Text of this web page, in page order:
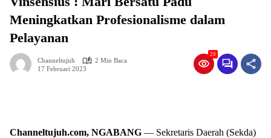
Meningkatkan Profesionalisme dalam
Pelayanan
Channeltujuh
2 Min Baca
17 Februari 2023
20
Channeltujuh.com, NGABANG — Sekretaris Daerah (Sekda)